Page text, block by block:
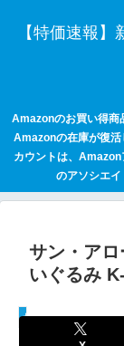
【特価速報
Amazonのお買い得商
Amazonの在庫が復活
カウントは、
のアソシエイ
サン・ア
いぐるみ
セールハンター 激安情